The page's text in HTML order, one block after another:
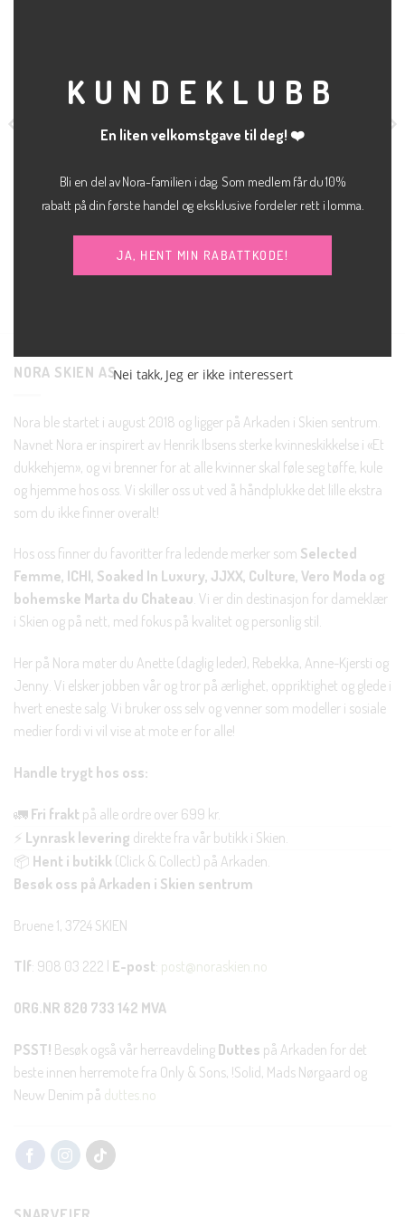
ICHI
Lisbon mom jeans
C4046
NORA SKIEN AS
Nora ble startet i august 2018 og ligger på Arkaden i Skien sentrum.
Navnet Nora er inspirert av Henrik Ibsens sterke kvinneskikkelse i «Et
dukkehjem», og vi brenner for at alle kvinner skal føle seg tøffe, kule
og hjemme hos oss. Vi skiller oss ut ved å håndplukke det lille ekstra
som du ikke finner overalt!
Hos oss finner du favoritter fra ledende merker som Selected
Femme, ICHI, Soaked In Luxury, JJXX, Culture, Vero Moda og
bohemske Marta du Chateau. Vi er din destinasjon for dameklær
i Skien og på nett, med fokus på kvalitet og personlig stil.
Her på Nora møter du Anette (daglig leder), Rebekka, Anne-Kjersti og
Jenny. Vi elsker jobben vår og tror på ærlighet, oppriktighet og glede i
hvert eneste salg. Vi bruker oss selv og venner som modeller i sosiale
medier fordi vi vil vise at mote er for alle!
Handle trygt hos oss:
🚛 Fri frakt på alle ordre over 699 kr.
⚡ Lynrask levering direkte fra vår butikk i Skien.
📦 Hent i butikk (Click & Collect) på Arkaden.
Besøk oss på Arkaden i Skien sentrum
Bruene 1, 3724 SKIEN
Tlf: 908 03 222 | E-post: post@noraskien.no
ORG.NR 820 733 142 MVA
PSST! Besøk også vår herreavdeling Duttes på Arkaden for det
beste innen herremote fra Only & Sons, !Solid, Mads Nørgaard og
Neuw Denim på duttes.no
KUNDEKLUBB
En liten velkomstgave til deg! ❤️
Bli en del av Nora-familien i dag. Som medlem får du 10%
rabatt på din første handel og eksklusive fordeler rett i lomma.
JA, HENT MIN RABATTKODE!
Nei takk, Jeg er ikke interessert